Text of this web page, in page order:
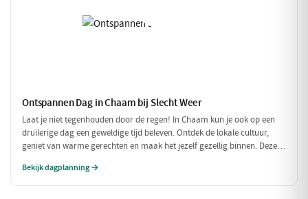
Ontspannen Dag in Chaam bij Slecht Weer
Laat je niet tegenhouden door de regen! In Chaam kun je ook op een
druilerige dag een geweldige tijd beleven. Ontdek de lokale cultuur,
geniet van warme gerechten en maak het jezelf gezellig binnen. Deze
wilt genieten van alles wat Chaam te bieden heeft.
Bekijk dagplanning →